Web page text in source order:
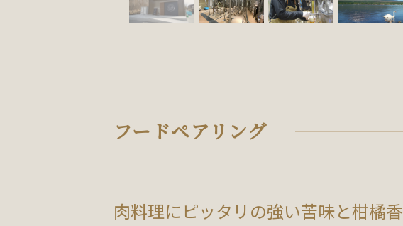
フードペアリング
肉料理にピッタリの強い苦味と柑橘香